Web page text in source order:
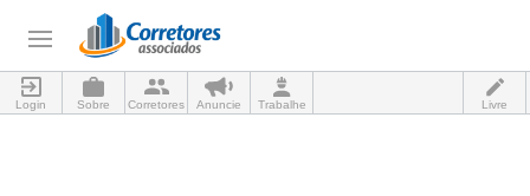
Login Sobre Corretores Anuncie Trabalhe Livre